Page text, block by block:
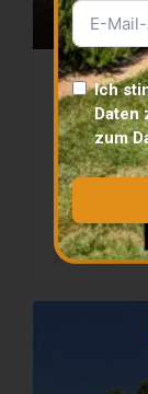
361 111 €
ZU
Anwesen
HAUS
Ich
Daten
zum